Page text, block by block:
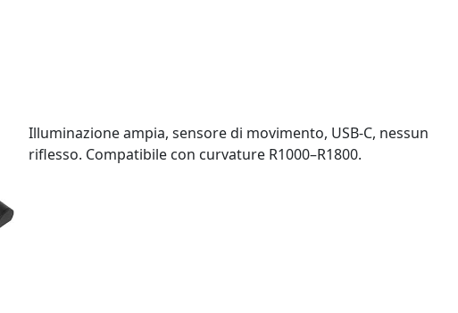
Illuminazione ampia, sensore di movimento, USB‑C, nessun
riflesso. Compatibile con curvature R1000–R1800.